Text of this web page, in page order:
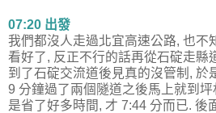
07:20 出發
我們都沒人走過北宜高速公路, 也不
看好了, 反正不行的話再從石碇走縣
到了石碇交流道後見真的沒管制, 於
9 分鐘過了兩個隧道之後馬上就到
是省了好多時間, 才 7:44 分而已. 後